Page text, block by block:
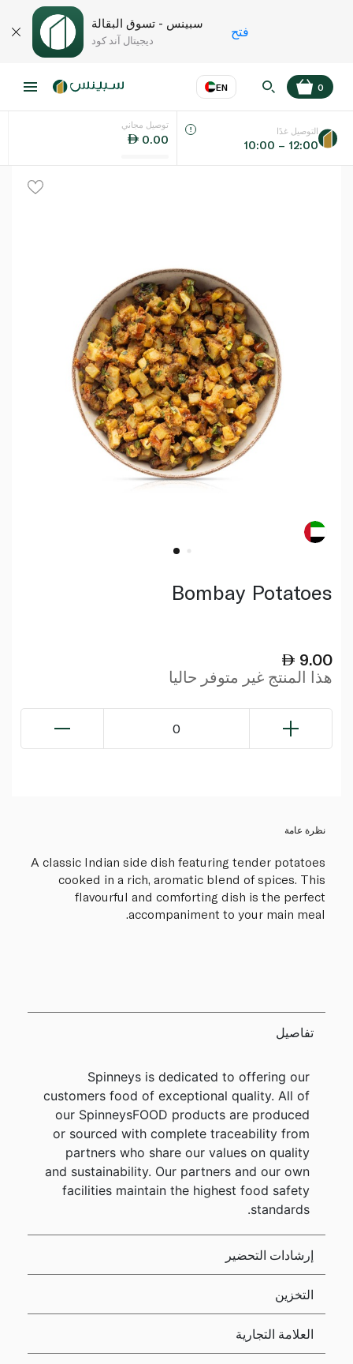
سبينس - تسوق البقالة
ديجيتال آند كود
فتح
EN
اللغة عر
0
توصيل مجاني
0.00
التوصيل غدًا
10:00 – 12:00
Bombay Potatoes
9.00
هذا المنتج غير متوفر حاليا
0
نظرة عامة
A classic Indian side dish featuring tender potatoes
cooked in a rich, aromatic blend of spices. This
flavourful and comforting dish is the perfect
accompaniment to your main meal.
تفاصيل
Spinneys is dedicated to offering our
customers food of exceptional quality. All of
our SpinneysFOOD products are produced
or sourced with complete traceability from
partners who share our values on quality
and sustainability. Our partners and our own
facilities maintain the highest food safety
standards.
إرشادات التحضير
التخزين
العلامة التجارية